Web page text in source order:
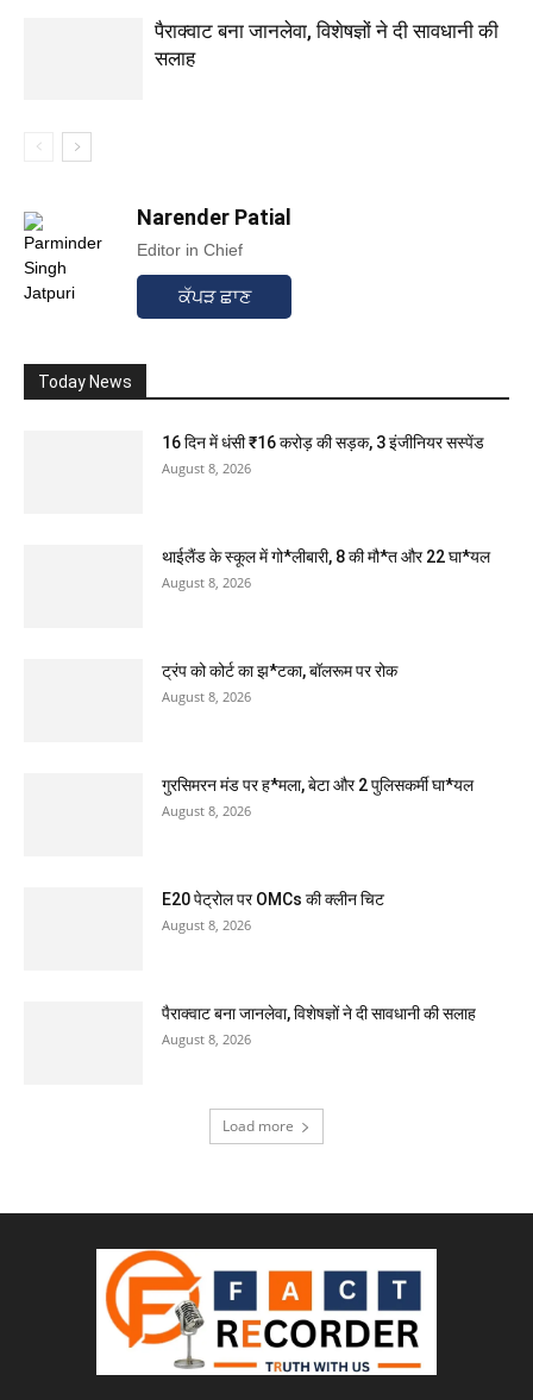
पैराक्वाट बना जानलेवा, विशेषज्ञों ने दी सावधानी की
सलाह
Narender Patial
Editor in Chief
ਕੱਪੜ ਛਾਣ
Today News
16 दिन में धंसी ₹16 करोड़ की सड़क, 3 इंजीनियर सस्पेंड
August 8, 2026
थाईलैंड के स्कूल में गो*लीबारी, 8 की मौ*त और 22 घा*यल
August 8, 2026
ट्रंप को कोर्ट का झ*टका, बॉलरूम पर रोक
August 8, 2026
गुरसिमरन मंड पर ह*मला, बेटा और 2 पुलिसकर्मी घा*यल
August 8, 2026
E20 पेट्रोल पर OMCs की क्लीन चिट
August 8, 2026
पैराक्वाट बना जानलेवा, विशेषज्ञों ने दी सावधानी की सलाह
August 8, 2026
Load more